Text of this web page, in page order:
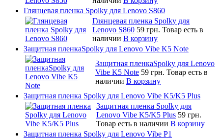
Глянцевая пленка Spolky для Lenovo S860
Глянцевая пленка Spolky для
Lenovo S860 59 грн. Товар есть в
наличии В корзину
Защитная пленкаSpolky для Lenovo Vibe K5 Note
Защитная пленкаSpolky для Lenovo
Vibe K5 Note 59 грн. Товар есть в
наличии В корзину
Защитная пленка Spolky для Lenovo Vibe K5/K5 Plus
Защитная пленка Spolky для
Lenovo Vibe K5/K5 Plus 59 грн.
Товар есть в наличии В корзину
Защитная пленка Spolky для Lenovo Vibe P1